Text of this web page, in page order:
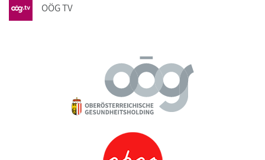
OÖG TV